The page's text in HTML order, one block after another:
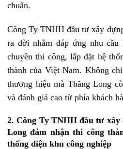
chuẩn.
Công Ty TNHH đầu tư xây
ra đời nhằm đáp ứng nhu
chuyên thi công, lắp đặt hệ
thành của Việt Nam. Không
thương hiệu mà Thăng Long
và đánh giá cao từ phía khách
2. Công Ty TNHH đầu tư xây
Long đảm nhận thi công
thống điện khu công nghiệp